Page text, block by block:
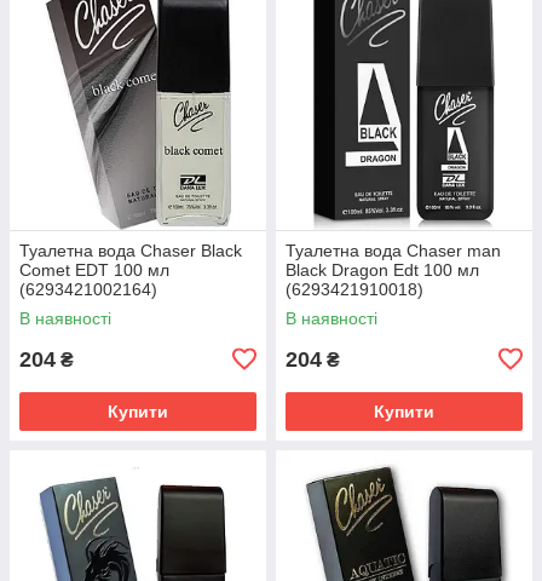
Туалетна вода Chaser Black
Comet EDT 100 мл
(6293421002164)
В наявності
204 ₴
Купити
Туалетна вода Chaser man
Black Dragon Edt 100 мл
(6293421910018)
В наявності
204 ₴
Купити